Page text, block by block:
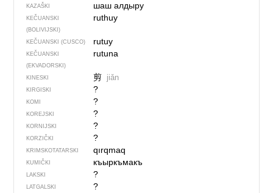
KAZAŠKI шаш алдыру
KEČUANSKI
(BOLIVIJSKI)
ruthuy
KEČUANSKI (CUSCO) rutuy
KEČUANSKI
(EKVADORSKI)
rutuna
KINESKI 剪 jiǎn
KIRGISKI ?
KOMI ?
KOREJSKI ?
KORNIJSKI ?
KORZIČKI ?
KRIMSKOTATARSKI qırqmaq
KUMIČKI къыркъмакъ
LAKSKI ?
LATGALSKI ?